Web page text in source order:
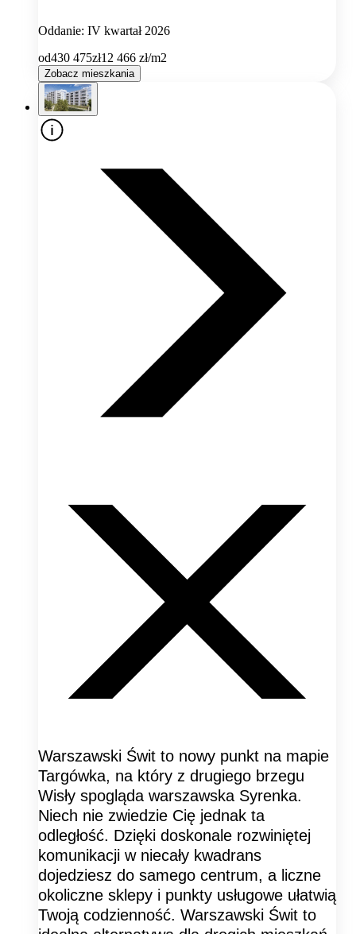
Oddanie: IV kwartał 2026
od430 475zł12 466 zł/m2
Zobacz mieszkania
Warszawski Świt to nowy punkt na mapie
Targówka, na który z drugiego brzegu
Wisły spogląda warszawska Syrenka.
Niech nie zwiedzie Cię jednak ta
odległość. Dzięki doskonale rozwiniętej
komunikacji w niecały kwadrans
dojedziesz do samego centrum, a liczne
okoliczne sklepy i punkty usługowe ułatwią
Twoją codzienność. Warszawski Świt to